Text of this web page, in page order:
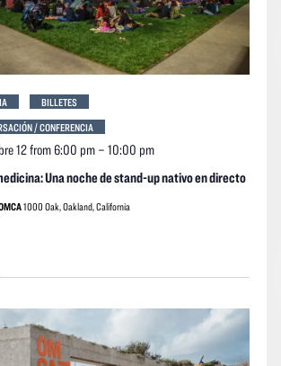
Una noche de stand-up nativo en directo
12 from 6:00 pm– 10:00 pm
BILLETES
/ CONFERENCIA
1000 Oak, Oakland, California